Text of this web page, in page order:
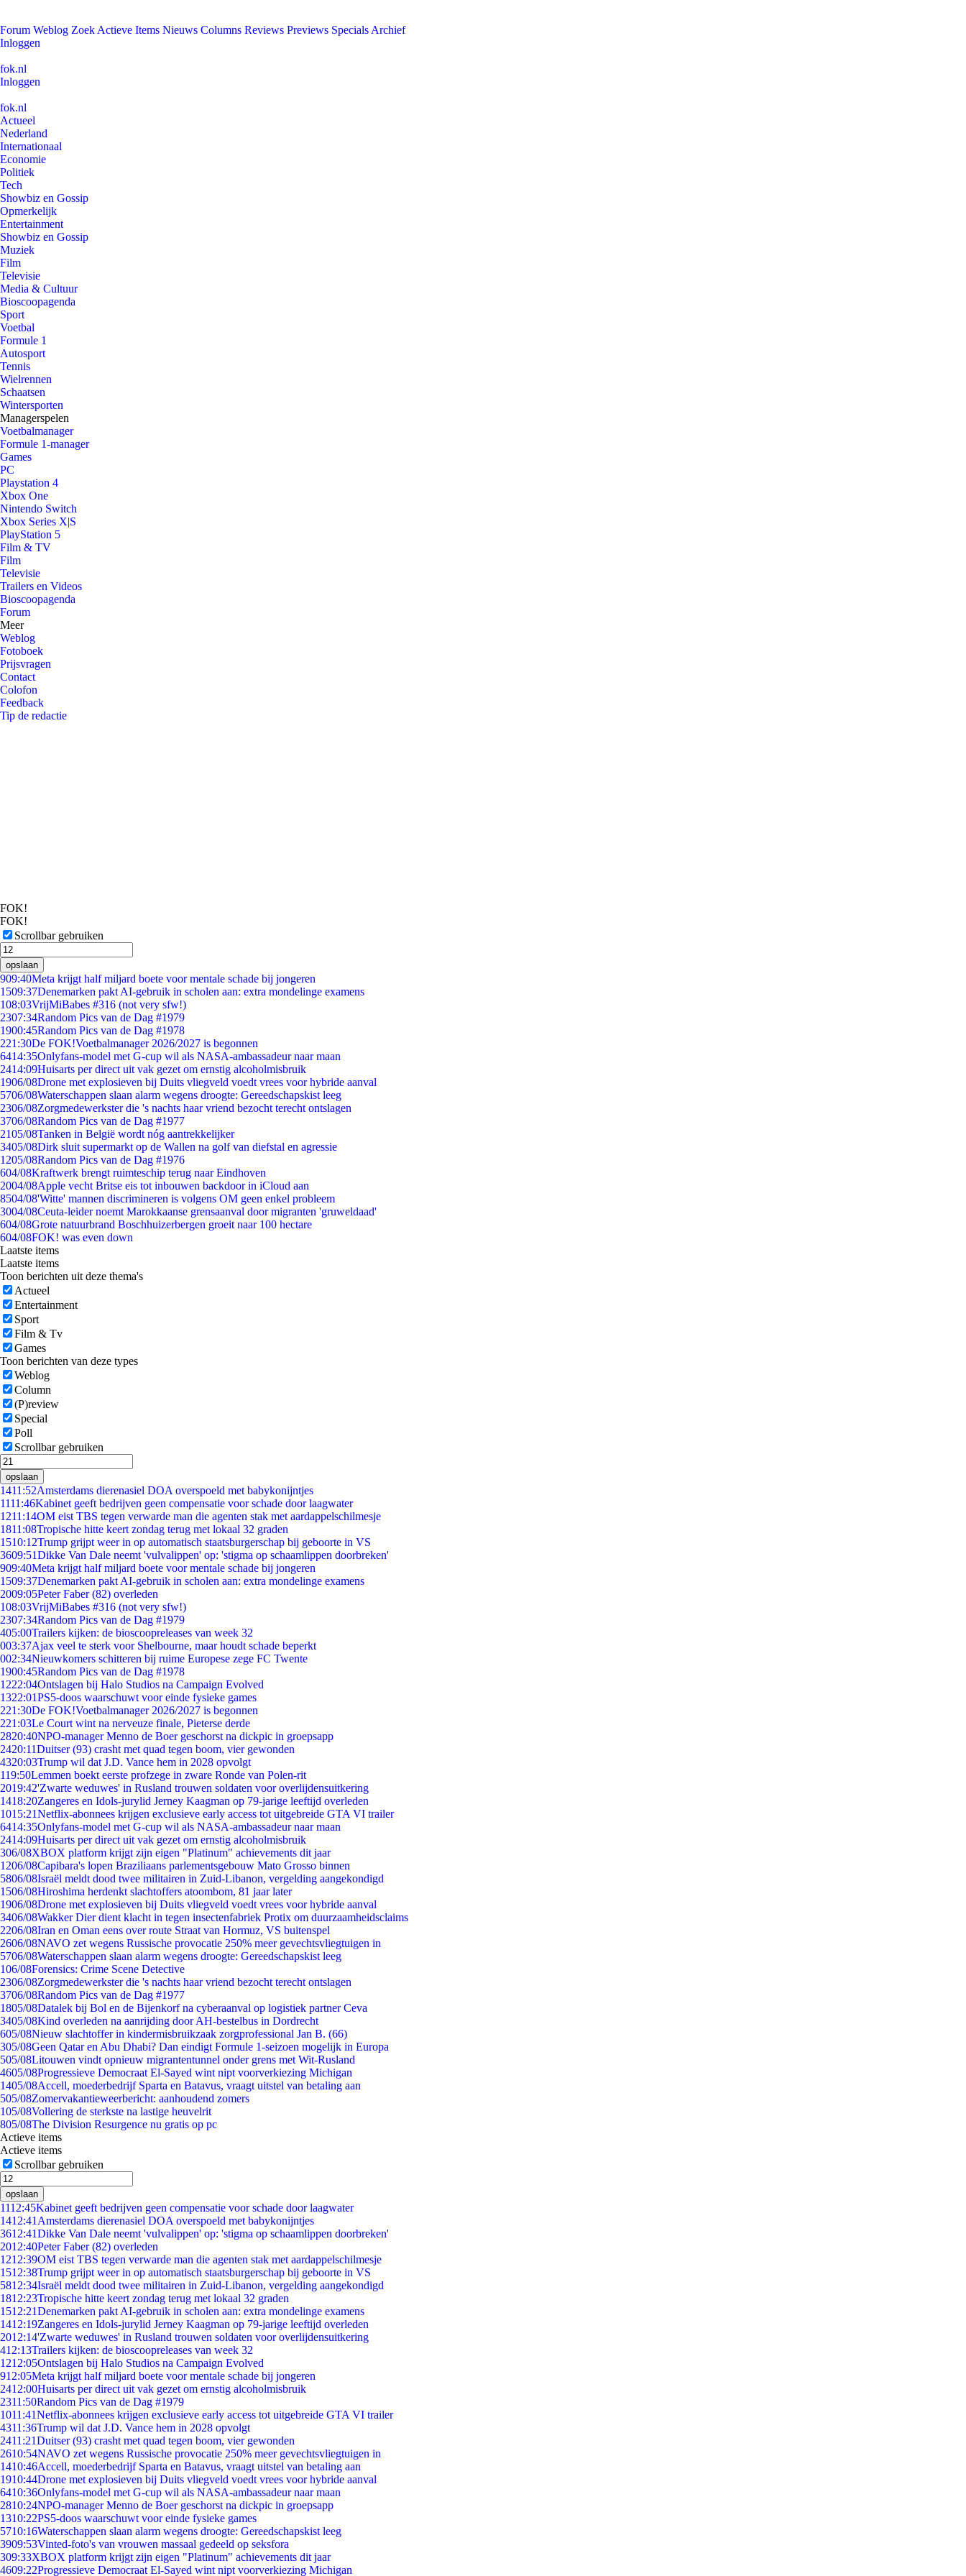
Forum Weblog Zoek Actieve Items Nieuws Columns Reviews Previews Specials Archief
Inloggen
fok.nl
Inloggen
fok.nl
Actueel
Nederland
Internationaal
Economie
Politiek
Tech
Showbiz en Gossip
Opmerkelijk
Entertainment
Showbiz en Gossip
Muziek
Film
Televisie
Media & Cultuur
Bioscoopagenda
Sport
Voetbal
Formule 1
Autosport
Tennis
Wielrennen
Schaatsen
Wintersporten
Managerspelen
Voetbalmanager
Formule 1-manager
Games
PC
Playstation 4
Xbox One
Nintendo Switch
Xbox Series X|S
PlayStation 5
Film & TV
Film
Televisie
Trailers en Videos
Bioscoopagenda
Forum
Meer
Weblog
Fotoboek
Prijsvragen
Contact
Colofon
Feedback
Tip de redactie
FOK!
FOK!
Scrollbar gebruiken
opslaan
909:40Meta krijgt half miljard boete voor mentale schade bij jongeren
1509:37Denemarken pakt AI-gebruik in scholen aan: extra mondelinge examens
108:03VrijMiBabes #316 (not very sfw!)
2307:34Random Pics van de Dag #1979
1900:45Random Pics van de Dag #1978
221:30De FOK!Voetbalmanager 2026/2027 is begonnen
6414:35Onlyfans-model met G-cup wil als NASA-ambassadeur naar maan
2414:09Huisarts per direct uit vak gezet om ernstig alcoholmisbruik
1906/08Drone met explosieven bij Duits vliegveld voedt vrees voor hybride aanval
5706/08Waterschappen slaan alarm wegens droogte: Gereedschapskist leeg
2306/08Zorgmedewerkster die 's nachts haar vriend bezocht terecht ontslagen
3706/08Random Pics van de Dag #1977
2105/08Tanken in België wordt nóg aantrekkelijker
3405/08Dirk sluit supermarkt op de Wallen na golf van diefstal en agressie
1205/08Random Pics van de Dag #1976
604/08Kraftwerk brengt ruimteschip terug naar Eindhoven
2004/08Apple vecht Britse eis tot inbouwen backdoor in iCloud aan
8504/08'Witte' mannen discrimineren is volgens OM geen enkel probleem
3004/08Ceuta-leider noemt Marokkaanse grensaanval door migranten 'gruweldaad'
604/08Grote natuurbrand Boschhuizerbergen groeit naar 100 hectare
604/08FOK! was even down
Laatste items
Laatste items
Toon berichten uit deze thema's
Actueel
Entertainment
Sport
Film & Tv
Games
Toon berichten van deze types
Weblog
Column
(P)review
Special
Poll
Scrollbar gebruiken
opslaan
1411:52Amsterdams dierenasiel DOA overspoeld met babykonijntjes
1111:46Kabinet geeft bedrijven geen compensatie voor schade door laagwater
1211:14OM eist TBS tegen verwarde man die agenten stak met aardappelschilmesje
1811:08Tropische hitte keert zondag terug met lokaal 32 graden
1510:12Trump grijpt weer in op automatisch staatsburgerschap bij geboorte in VS
3609:51Dikke Van Dale neemt 'vulvalippen' op: 'stigma op schaamlippen doorbreken'
909:40Meta krijgt half miljard boete voor mentale schade bij jongeren
1509:37Denemarken pakt AI-gebruik in scholen aan: extra mondelinge examens
2009:05Peter Faber (82) overleden
108:03VrijMiBabes #316 (not very sfw!)
2307:34Random Pics van de Dag #1979
405:00Trailers kijken: de bioscoopreleases van week 32
003:37Ajax veel te sterk voor Shelbourne, maar houdt schade beperkt
002:34Nieuwkomers schitteren bij ruime Europese zege FC Twente
1900:45Random Pics van de Dag #1978
1222:04Ontslagen bij Halo Studios na Campaign Evolved
1322:01PS5-doos waarschuwt voor einde fysieke games
221:30De FOK!Voetbalmanager 2026/2027 is begonnen
221:03Le Court wint na nerveuze finale, Pieterse derde
2820:40NPO-manager Menno de Boer geschorst na dickpic in groepsapp
2420:11Duitser (93) crasht met quad tegen boom, vier gewonden
4320:03Trump wil dat J.D. Vance hem in 2028 opvolgt
119:50Lemmen boekt eerste profzege in zware Ronde van Polen-rit
2019:42'Zwarte weduwes' in Rusland trouwen soldaten voor overlijdensuitkering
1418:20Zangeres en Idols-jurylid Jerney Kaagman op 79-jarige leeftijd overleden
1015:21Netflix-abonnees krijgen exclusieve early access tot uitgebreide GTA VI trailer
6414:35Onlyfans-model met G-cup wil als NASA-ambassadeur naar maan
2414:09Huisarts per direct uit vak gezet om ernstig alcoholmisbruik
306/08XBOX platform krijgt zijn eigen "Platinum" achievements dit jaar
1206/08Capibara's lopen Braziliaans parlementsgebouw Mato Grosso binnen
5806/08Israël meldt dood twee militairen in Zuid-Libanon, vergelding aangekondigd
1506/08Hiroshima herdenkt slachtoffers atoombom, 81 jaar later
1906/08Drone met explosieven bij Duits vliegveld voedt vrees voor hybride aanval
3406/08Wakker Dier dient klacht in tegen insectenfabriek Protix om duurzaamheidsclaims
2206/08Iran en Oman eens over route Straat van Hormuz, VS buitenspel
2606/08NAVO zet wegens Russische provocatie 250% meer gevechtsvliegtuigen in
5706/08Waterschappen slaan alarm wegens droogte: Gereedschapskist leeg
106/08Forensics: Crime Scene Detective
2306/08Zorgmedewerkster die 's nachts haar vriend bezocht terecht ontslagen
3706/08Random Pics van de Dag #1977
1805/08Datalek bij Bol en de Bijenkorf na cyberaanval op logistiek partner Ceva
3405/08Kind overleden na aanrijding door AH-bestelbus in Dordrecht
605/08Nieuw slachtoffer in kindermisbruikzaak zorgprofessional Jan B. (66)
305/08Geen Qatar en Abu Dhabi? Dan eindigt Formule 1-seizoen mogelijk in Europa
505/08Litouwen vindt opnieuw migrantentunnel onder grens met Wit-Rusland
4605/08Progressieve Democraat El-Sayed wint nipt voorverkiezing Michigan
1405/08Accell, moederbedrijf Sparta en Batavus, vraagt uitstel van betaling aan
505/08Zomervakantieweerbericht: aanhoudend zomers
105/08Vollering de sterkste na lastige heuvelrit
805/08The Division Resurgence nu gratis op pc
Actieve items
Actieve items
Scrollbar gebruiken
opslaan
1112:45Kabinet geeft bedrijven geen compensatie voor schade door laagwater
1412:41 Amsterdams dierenasiel DOA overspoeld met babykonijntjes
3612:41Dikke Van Dale neemt 'vulvalippen' op: 'stigma op schaamlippen doorbreken'
2012:40Peter Faber (82) overleden
1212:39OM eist TBS tegen verwarde man die agenten stak met aardappelschilmesje
1512:38Trump grijpt weer in op automatisch staatsburgerschap bij geboorte in VS
5812:34Israël meldt dood twee militairen in Zuid-Libanon, vergelding aangekondigd
1812:23Tropische hitte keert zondag terug met lokaal 32 graden
1512:21Denemarken pakt AI-gebruik in scholen aan: extra mondelinge examens
1412:19Zangeres en Idols-jurylid Jerney Kaagman op 79-jarige leeftijd overleden
2012:14'Zwarte weduwes' in Rusland trouwen soldaten voor overlijdensuitkering
412:13Trailers kijken: de bioscoopreleases van week 32
1212:05Ontslagen bij Halo Studios na Campaign Evolved
912:05Meta krijgt half miljard boete voor mentale schade bij jongeren
2412:00Huisarts per direct uit vak gezet om ernstig alcoholmisbruik
2311:50Random Pics van de Dag #1979
1011:41Netflix-abonnees krijgen exclusieve early access tot uitgebreide GTA VI trailer
4311:36Trump wil dat J.D. Vance hem in 2028 opvolgt
2411:21Duitser (93) crasht met quad tegen boom, vier gewonden
2610:54NAVO zet wegens Russische provocatie 250% meer gevechtsvliegtuigen in
1410:46Accell, moederbedrijf Sparta en Batavus, vraagt uitstel van betaling aan
1910:44Drone met explosieven bij Duits vliegveld voedt vrees voor hybride aanval
6410:36Onlyfans-model met G-cup wil als NASA-ambassadeur naar maan
2810:24NPO-manager Menno de Boer geschorst na dickpic in groepsapp
1310:22PS5-doos waarschuwt voor einde fysieke games
5710:16Waterschappen slaan alarm wegens droogte: Gereedschapskist leeg
3909:53Vinted-foto's van vrouwen massaal gedeeld op seksfora
309:33XBOX platform krijgt zijn eigen "Platinum" achievements dit jaar
4609:22Progressieve Democraat El-Sayed wint nipt voorverkiezing Michigan